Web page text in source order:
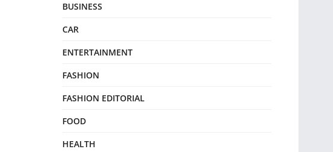
BUSINESS
CAR
ENTERTAINMENT
FASHION
FASHION EDITORIAL
FOOD
HEALTH